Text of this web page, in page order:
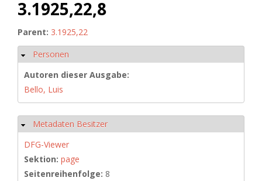
3.1925,22,8
Parent: 3.1925,22
Ausblenden
Personen
Autoren dieser Ausgabe:
Bello, Luis
Ausblenden
Metadaten Besitzer
DFG-Viewer
Sektion: page
Seitenreihenfolge: 8